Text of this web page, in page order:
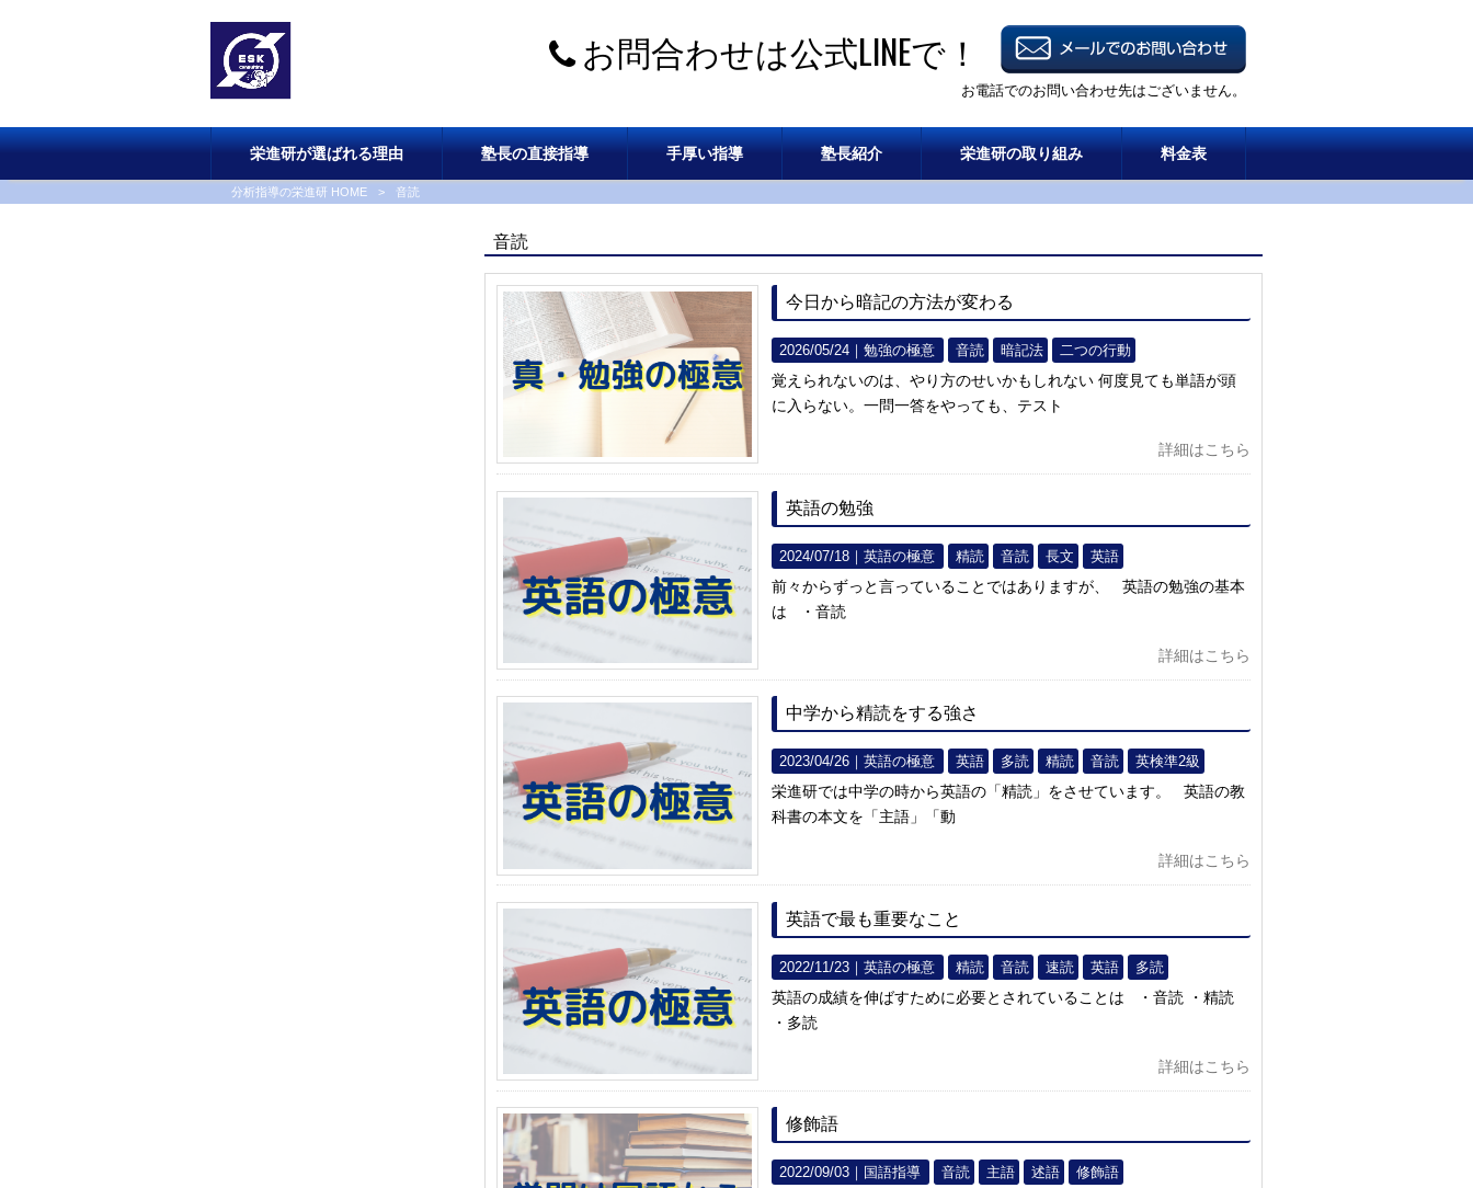
お問合わせは公式LINEで！
お電話でのお問い合わせ先はございません。
栄進研が選ばれる理由 塾長の直接指導 手厚い指導 塾長紹介 栄進研の取り組み 料金表
分析指導の栄進研 HOME > 音読
音読
今日から暗記の方法が変わる
2026/05/24｜勉強の極意 音読 暗記法 二つの行動
覚えられないのは、やり方のせいかもしれない 何度見ても単語が頭
に入らない。一問一答をやっても、テスト
詳細はこちら
英語の勉強
2024/07/18｜英語の極意 精読 音読 長文 英語
前々からずっと言っていることではありますが、 英語の勉強の基本
は ・音読
詳細はこちら
中学から精読をする強さ
2023/04/26｜英語の極意 英語 多読 精読 音読 英検準2級
栄進研では中学の時から英語の「精読」をさせています。 英語の教
科書の本文を「主語」「動
詳細はこちら
英語で最も重要なこと
2022/11/23｜英語の極意 精読 音読 速読 英語 多読
英語の成績を伸ばすために必要とされていることは ・音読 ・精読
・多読
詳細はこちら
修飾語
2022/09/03｜ 国語指導 音読 主語 述語 修飾語